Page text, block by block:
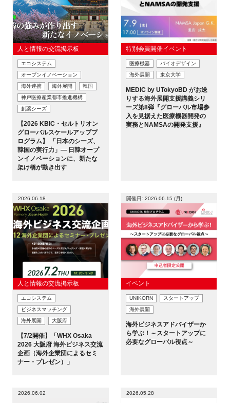
ニュース・掲示板
LINK-Jを知る
特別会員
施設・アクセス
FAQ
イベントお知らせメール登録
人と情報の交流掲示板
エコシステム
オープンイノベーション
海外連携
海外展開
韓国
神戸医療産業都市推進機構
創薬シーズ
【2026 KBIC・セルトリオン
グローバルスケールアッププ
ログラム】 「日本のシーズ、
韓国の実行力」― 日韓オープ
ンイノベーションに、新たな
架け橋が動き出す
特別会員開催イベント
医療機器
バイオデザイン
海外展開
東京大学
MEDIC by UTokyoBD がお送
りする海外展開支援講義シリ
ーズ第8弾『グローバル市場参
入を見据えた医療機器開発の
実務とNAMSAの開発支援』
2026.06.18
人と情報の交流掲示板
エコシステム
ビジネスマッチング
海外展開
大阪府
【7/2開催】「WHX Osaka
2026 大阪府 海外ビジネス交流
企画（海外企業団によるセミ
ナー・プレゼン）」
開催日: 2026.06.15 (月)
イベント
UNIKORN
スタートアップ
海外展開
海外ビジネスアドバイザーか
ら学ぶ！～スタートアップに
必要なグローバル視点～
2026.06.02 2026.05.28